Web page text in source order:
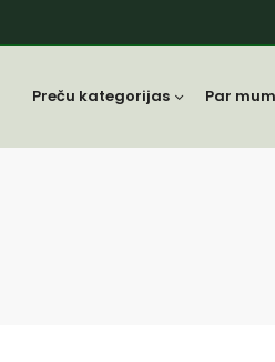
Preču kategorijas Par